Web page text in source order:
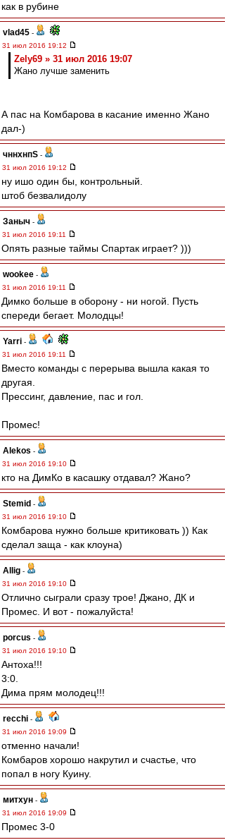
как в рубине
vlad45 -
31 июл 2016 19:12
Zely69 » 31 июл 2016 19:07
Жано лучше заменить
А пас на Комбарова в касание именно Жано
дал-)
чннхнпS -
31 июл 2016 19:12
ну ишо один бы, контрольный.
штоб безвалидолу
Заныч -
31 июл 2016 19:11
Опять разные таймы Спартак играет? )))
wookee -
31 июл 2016 19:11
Димко больше в оборону - ни ногой. Пусть
спереди бегает. Молодцы!
Yarri -
31 июл 2016 19:11
Вместо команды с перерыва вышла какая то
другая.
Прессинг, давление, пас и гол.
Промес!
Alekos -
31 июл 2016 19:10
кто на ДимКо в касашку отдавал? Жано?
Stemid -
31 июл 2016 19:10
Комбарова нужно больше критиковать )) Как
сделал заща - как клоуна)
Allig -
31 июл 2016 19:10
Отлично сыграли сразу трое! Джано, ДК и
Промес. И вот - пожалуйста!
porcus -
31 июл 2016 19:10
Антоха!!!
3:0.
Дима прям молодец!!!
recchi -
31 июл 2016 19:09
отменно начали!
Комбаров хорошо накрутил и счастье, что
попал в ногу Куину.
митхун -
31 июл 2016 19:09
Промес 3-0